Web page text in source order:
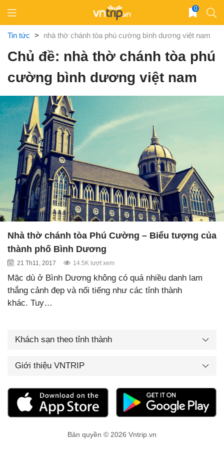
content
0
Tin tức > nhà thờ chánh tòa phú cường bình dương việt nam
Chủ đề: nhà thờ chánh tòa phú
cường bình dương việt nam
Nhà thờ chánh tòa Phú Cường – Biểu tượng của
thành phố Bình Dương
21 Th11, 2017 14.5K lượt xem
Mặc dù ở Bình Dương không có quá nhiều danh lam
thắng cảnh đẹp và nổi tiếng như các tỉnh thành
khác. Tuy…
Khách sạn theo tỉnh thành
Giới thiệu VNTRIP
Bản quyền © 2026 Vntrip.vn